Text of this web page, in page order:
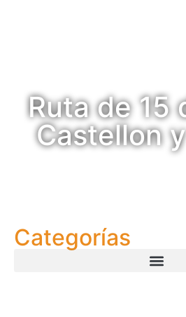
Ruta de 15
Castellon
Categorías